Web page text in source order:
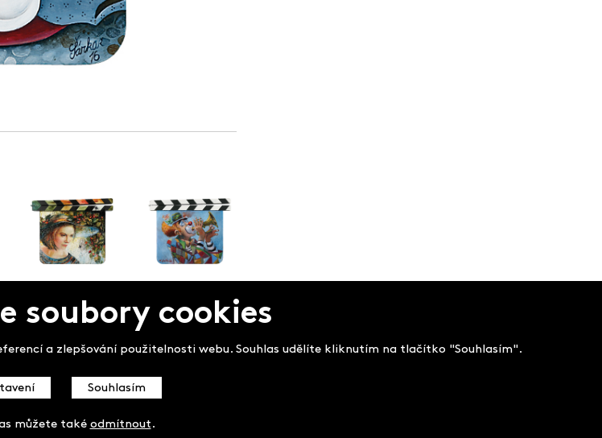
soubory cookies
a zlepšování použitelnosti webu. Souhlas udělíte kliknutím na tlačítko "Souhlasím".
Souhlasím
můžete také odmítnout .